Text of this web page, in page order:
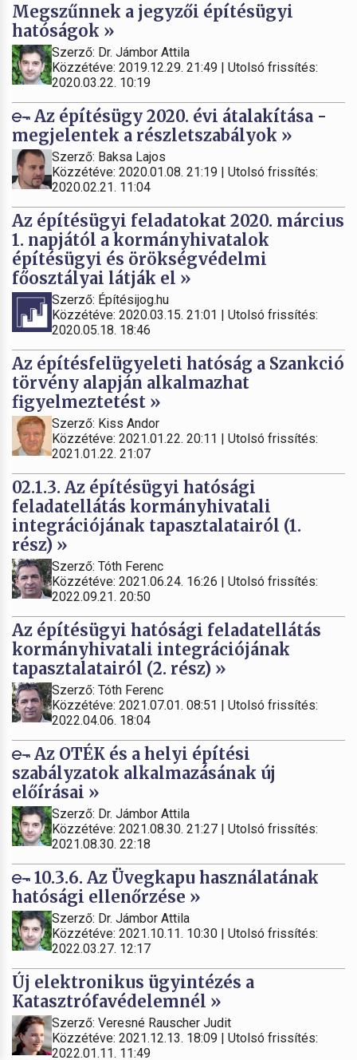
Megszűnnek a jegyzői építésügyi
hatóságok »
Szerző: Dr. Jámbor Attila
Közzétéve: 2019.12.29. 21:49 | Utolsó frissítés:
2020.03.22. 10:19
Az építésügy 2020. évi átalakítása -
megjelentek a részletszabályok »
Szerző: Baksa Lajos
Közzétéve: 2020.01.08. 21:19 | Utolsó frissítés:
2020.02.21. 11:04
Az építésügyi feladatokat 2020. március
1. napjától a kormányhivatalok
építésügyi és örökségvédelmi
főosztályai látják el »
Szerző: Építésijog.hu
Közzétéve: 2020.03.15. 21:01 | Utolsó frissítés:
2020.05.18. 18:46
Az építésfelügyeleti hatóság a Szankció
törvény alapján alkalmazhat
figyelmeztetést »
Szerző: Kiss Andor
Közzétéve: 2021.01.22. 20:11 | Utolsó frissítés:
2021.01.22. 21:07
02.1.3. Az építésügyi hatósági
feladatellátás kormányhivatali
integrációjának tapasztalatairól (1.
rész) »
Szerző: Tóth Ferenc
Közzétéve: 2021.06.24. 16:26 | Utolsó frissítés:
2022.09.21. 20:50
Az építésügyi hatósági feladatellátás
kormányhivatali integrációjának
tapasztalatairól (2. rész) »
Szerző: Tóth Ferenc
Közzétéve: 2021.07.01. 08:51 | Utolsó frissítés:
2022.04.06. 18:04
Az OTÉK és a helyi építési
szabályzatok alkalmazásának új
előírásai »
Szerző: Dr. Jámbor Attila
Közzétéve: 2021.08.30. 21:27 | Utolsó frissítés:
2021.08.30. 22:18
10.3.6. Az Üvegkapu használatának
hatósági ellenőrzése »
Szerző: Dr. Jámbor Attila
Közzétéve: 2021.10.11. 10:30 | Utolsó frissítés:
2022.03.27. 12:17
Új elektronikus ügyintézés a
Katasztrófavédelemnél »
Szerző: Veresné Rauscher Judit
Közzétéve: 2021.12.13. 18:09 | Utolsó frissítés:
2022.01.11. 11:49